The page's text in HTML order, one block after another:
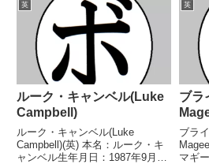
英
ルーク・キャンベル(Luke
Campbell)
ルーク・キャンベル(Luke
Campbell)(英) 本名：ルーク・キ
ャンベル生年月日：1987年9月27
英
ブラ
ブラ
マギ